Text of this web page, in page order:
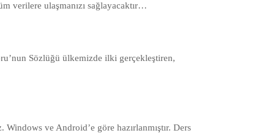
verilere ulaşmanızı sağlayacaktır…
Sözlüğü ülkemizde ilki gerçekleştiren,
ve Android’e göre hazırlanmıştır. Ders